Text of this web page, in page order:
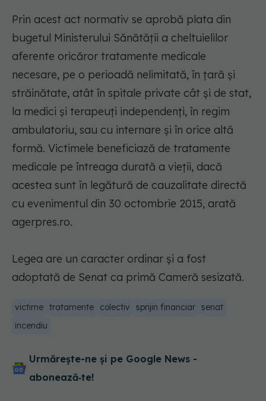
Prin acest act normativ se aprobă plata din
bugetul Ministerului Sănătăţii a cheltuielilor
aferente oricăror tratamente medicale
necesare, pe o perioadă nelimitată, în ţară şi
străinătate, atât în spitale private cât şi de stat,
la medici şi terapeuţi independenţi, în regim
ambulatoriu, sau cu internare şi în orice altă
formă. Victimele beneficiază de tratamente
medicale pe întreaga durată a vieţii, dacă
acestea sunt în legătură de cauzalitate directă
cu evenimentul din 30 octombrie 2015, arată
agerpres.ro.
Legea are un caracter ordinar şi a fost
adoptată de Senat ca primă Cameră sesizată.
victime tratamente colectiv sprijin financiar senat
incendiu
Urmărește-ne și pe Google News -
abonează‑te!